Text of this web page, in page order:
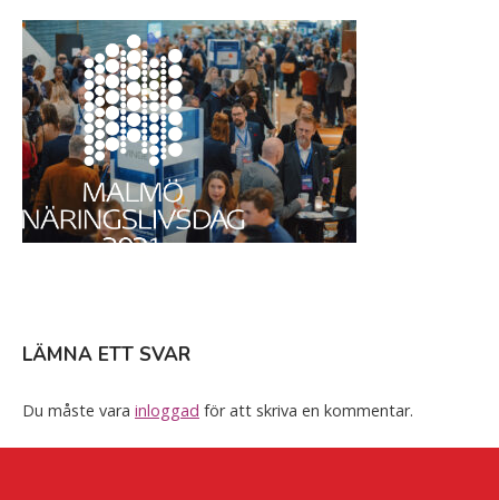
content
Home
LÄMNA ETT SVAR
Du måste vara inloggad för att skriva en kommentar.